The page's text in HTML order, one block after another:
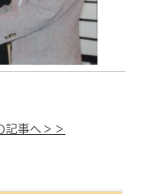
記事へ＞＞